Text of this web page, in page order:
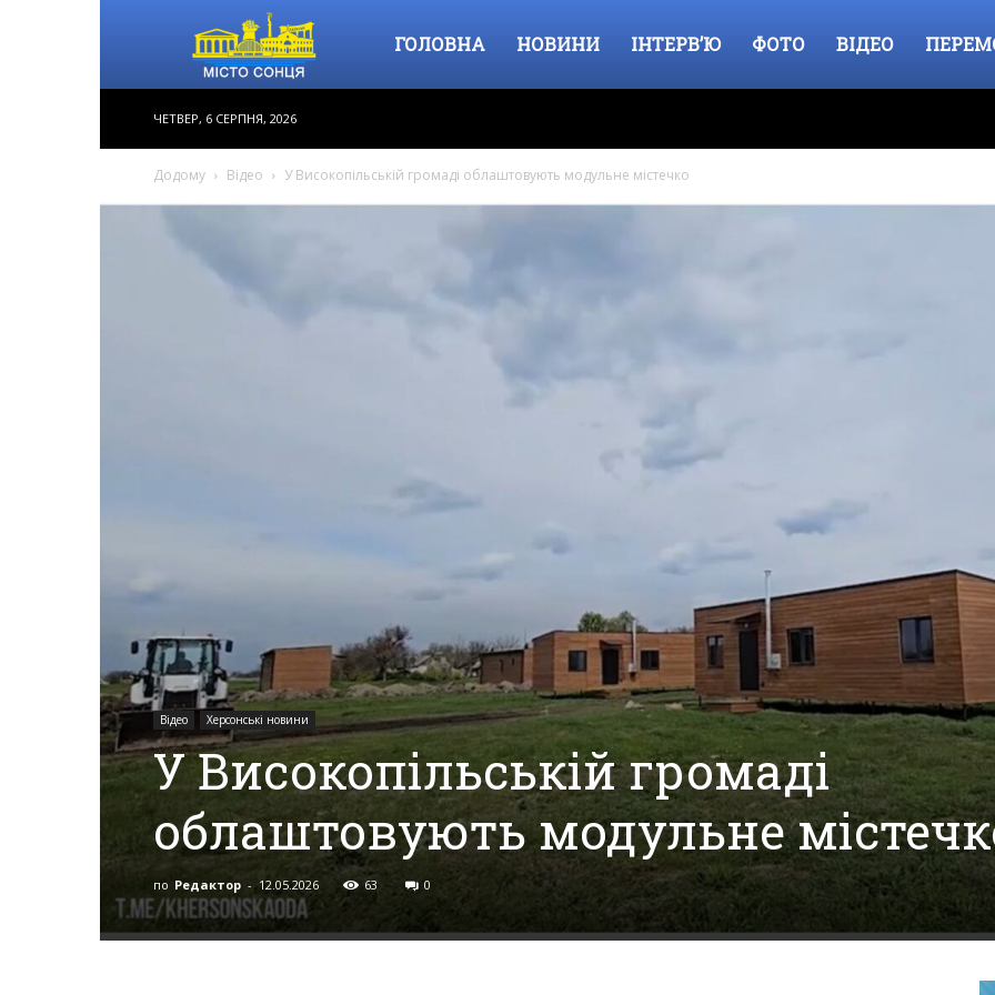
Місто
інформаційне
Херсонщини,
Події
Херсон,
Херсонські
ГОЛОВНА НОВИНИ ІНТЕРВ’Ю ФОТО ВІДЕО
ЧЕТВЕР, 6 СЕРПНЯ, 2026
Додому Відео У Високопільській громаді облаштовують модульне містечко
Відео Херсонські новини
У Високопільській громаді
облаштовують модульне
по Редактор - 12.05.2026 63 0